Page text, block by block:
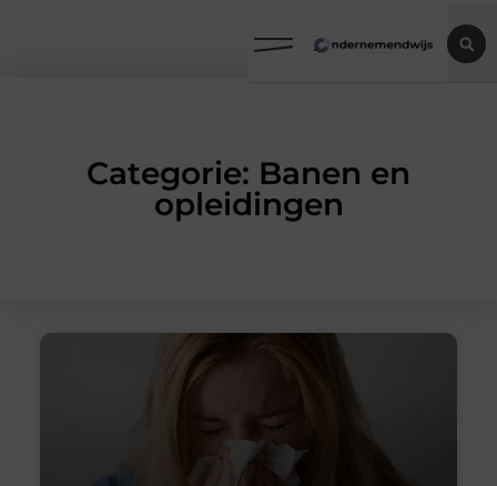
Categorie: Banen en
opleidingen